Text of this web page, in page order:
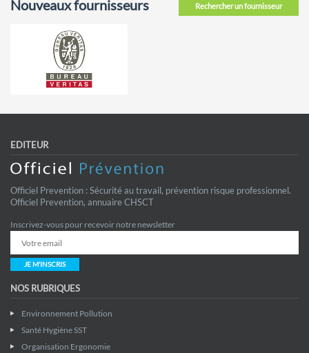
Rechercher un fournisseur
Nouveaux fournisseurs
EDITEUR
Officiel Prevention : Sécurité au travail, prévention risque professionnel.
Officiel Prevention, annuaire CHSCT
Inscrivez-vous pour recevoir notre newsletter
JE M'INSCRIS
NOS RUBRIQUES
Environnement Pollution
Santé Hygiène SST
Organisation Ergonomie